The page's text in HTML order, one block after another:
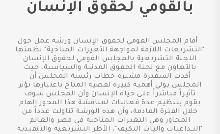
بالقومي لحقوق الإنسان
أقام المجلس القومي لحقوق الإنسان ورشة عمل حول
"التشريعات اللازمة لمواجهة التغيرات المناخية" نظمتها
اللجنة التشريعية بالمجلس القومي لحقوق الإنسان
بالتعاون مع لجنة الحقوق المدنية والسياسية، حيث
أكدت السفيرة مشيرة خطاب رئيسة المجلس أن
المجلس يولي أهمية كبيرة لقضية المناخ باعتبارها تؤثر
تأثيراً مباشراً على حياة الإنسان وأن المجلس سوف
يقوم بتنظيم عدة فعاليات لمناقشة هذا المحور الهام
خلال الفترة القادمة، وأن هذه الورشة تناولت عدداً من
المحاور وهي التغيرات المناخية في مصر والعالم
"التـداعيات وآليات التكيف"، الأطر التشريعية والتنفيذية